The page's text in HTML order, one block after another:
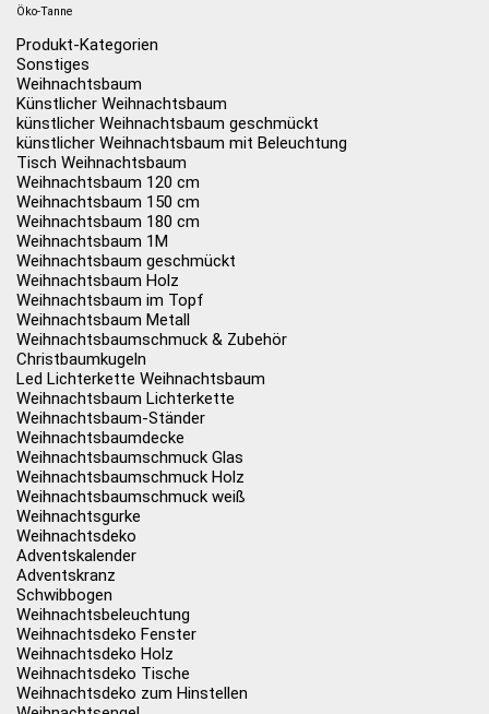
Öko-Tanne
Produkt-Kategorien
Sonstiges
Weihnachtsbaum
Künstlicher Weihnachtsbaum
künstlicher Weihnachtsbaum geschmückt
künstlicher Weihnachtsbaum mit Beleuchtung
Tisch Weihnachtsbaum
Weihnachtsbaum 120 cm
Weihnachtsbaum 150 cm
Weihnachtsbaum 180 cm
Weihnachtsbaum 1M
Weihnachtsbaum geschmückt
Weihnachtsbaum Holz
Weihnachtsbaum im Topf
Weihnachtsbaum Metall
Weihnachtsbaumschmuck & Zubehör
Christbaumkugeln
Led Lichterkette Weihnachtsbaum
Weihnachtsbaum Lichterkette
Weihnachtsbaum-Ständer
Weihnachtsbaumdecke
Weihnachtsbaumschmuck Glas
Weihnachtsbaumschmuck Holz
Weihnachtsbaumschmuck weiß
Weihnachtsgurke
Weihnachtsdeko
Adventskalender
Adventskranz
Schwibbogen
Weihnachtsbeleuchtung
Weihnachtsdeko Fenster
Weihnachtsdeko Holz
Weihnachtsdeko Tische
Weihnachtsdeko zum Hinstellen